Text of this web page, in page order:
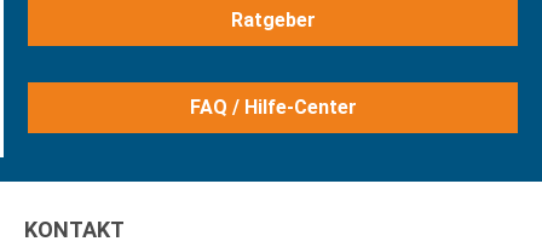
Ratgeber
FAQ / Hilfe-Center
KONTAKT